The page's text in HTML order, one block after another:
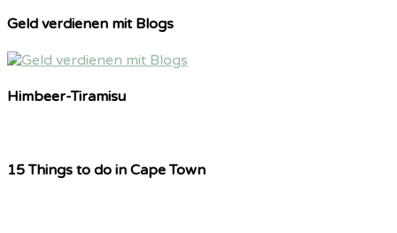
Geld verdienen mit Blogs
Himbeer-Tiramisu
15 Things to do in Cape Town